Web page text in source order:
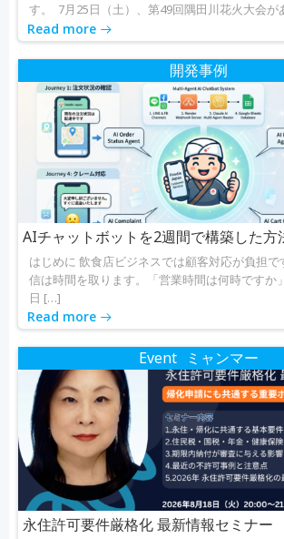
す。 7月25日（土）、第49回隅田川花火大会
Read more
開発事例
AIチャットボットを2週間で構築した方
はじめに 飲食店ビジネスでは顧客対応が負担で
信は時間を取ります。「営業時間は何時ですか
日 […]
Read more
Event ミャンマー
永住許可要件厳格化 最新情報セミナー